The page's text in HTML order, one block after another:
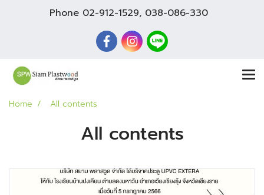
Phone 02-912-1529, 038-086-330
Home All contents
All contents